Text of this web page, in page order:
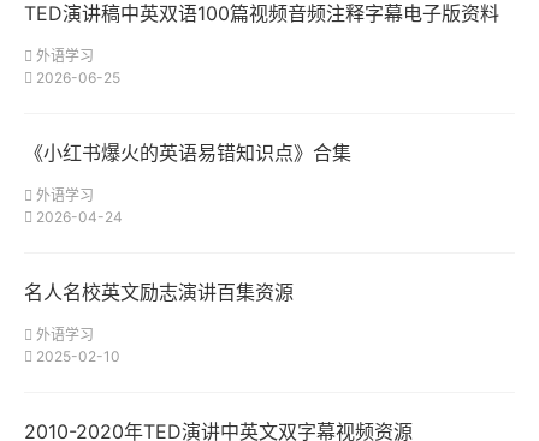
TED演讲稿中英双语100篇视频音频注释字幕电子版资料
外语学习
2026-06-25
《小红书爆火的英语易错知识点》合集
外语学习
2026-04-24
名人名校英文励志演讲百集资源
外语学习
2025-02-10
2010-2020年TED演讲中英文双字幕视频资源